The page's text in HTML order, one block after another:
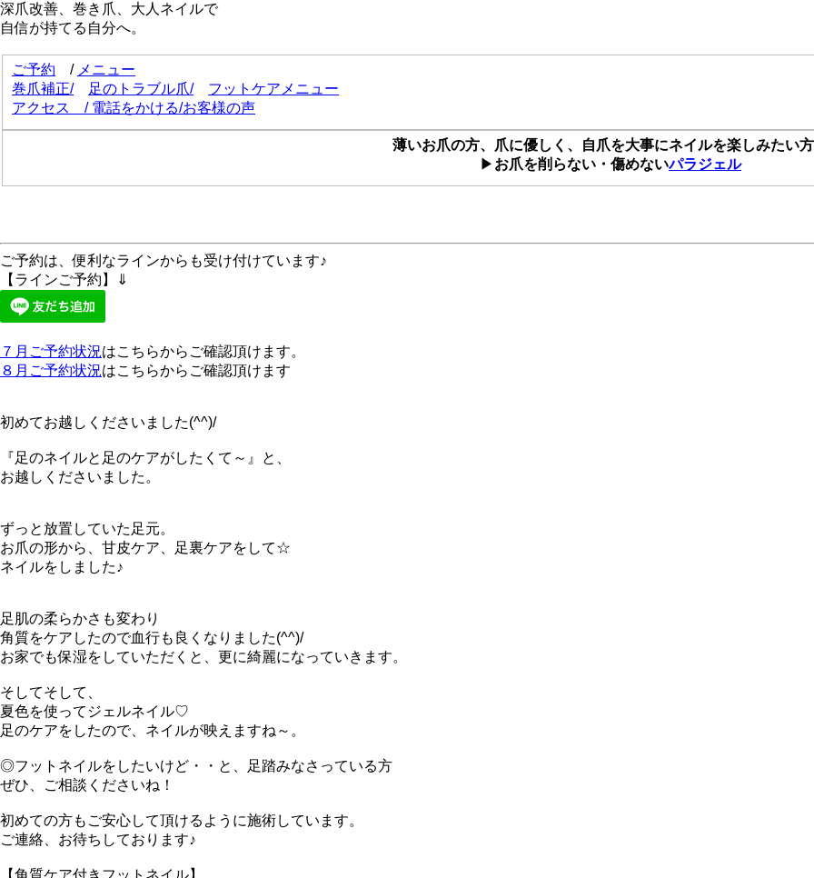
深爪改善、巻き爪、大人ネイルで
自信が持てる自分へ。
ご予約 / メニュー
巻爪補正/
足のトラブル爪/
フットケアメニュー
アクセス
/ 電話をかける/お客様の声
薄いお爪の方、爪に優しく、自爪を大事にネイルを楽しみたい
▶ お爪を削らない・傷めないパラジェル
ご予約は、便利なラインからも受け付けています♪
【ラインご予約】⇓
７月ご予約状況はこちらからご確認頂けます。
８月ご予約状況はこちらからご確認頂けます
初めてお越しくださいました(^^)/
『足のネイルと足のケアがしたくて～』と、
お越しくださいました。
ずっと放置していた足元。
お爪の形から、甘皮ケア、足裏ケアをして☆
ネイルをしました♪
足肌の柔らかさも変わり
角質をケアしたので血行も良くなりました(^^)/
お家でも保湿をしていただくと、更に綺麗になっていきます。
そしてそして、
夏色を使ってジェルネイル♡
足のケアをしたので、ネイルが映えますね～。
◎フットネイルをしたいけど・・と、足踏みなさっている方
ぜひ、ご相談くださいね！
初めての方もご安心して頂けるように施術しています。
ご連絡、お待ちしております♪
【角質ケア付きフットネイル】